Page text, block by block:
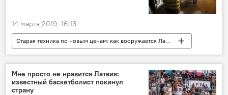
14 марта 2019, 16:13
Старая техника по новым ценам: как вооружается Латвия
Новости Латвии
грузовик
Норвегия
Национальные вооруженные силы
Мне просто не нравится Латвия:
известный баскетболист покинул
страну